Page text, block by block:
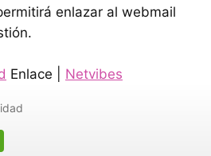
enlazar al webmail
Enlace | Netvibes